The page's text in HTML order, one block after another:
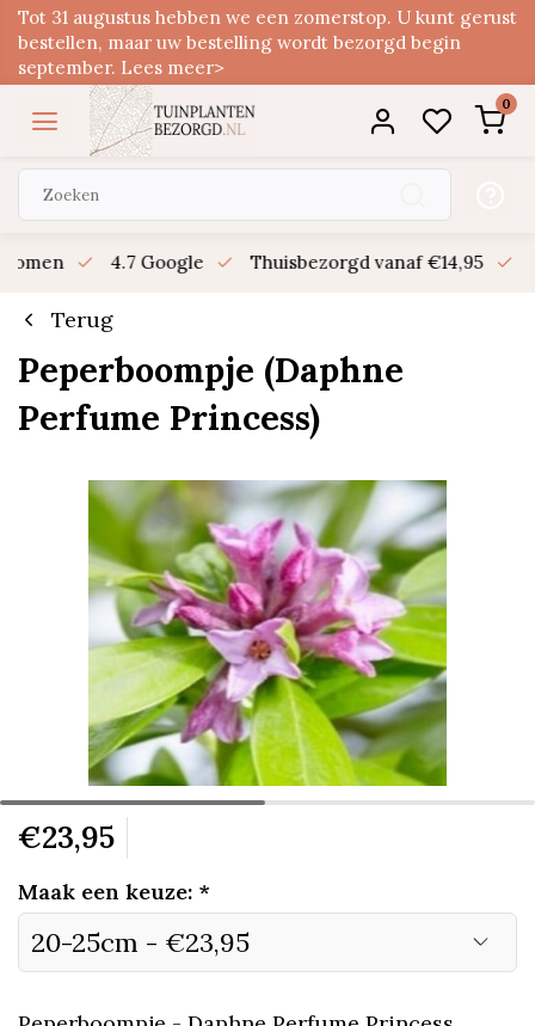
Tot 31 augustus hebben we een zomerstop. U kunt gerust
bestellen, maar uw bestelling wordt bezorgd begin
september. Lees meer>
0
4.7 Google Thuisbezorgd vanaf €14,95
Terug
Peperboompje (Daphne
Perfume Princess)
€23,95
Maak een keuze: *